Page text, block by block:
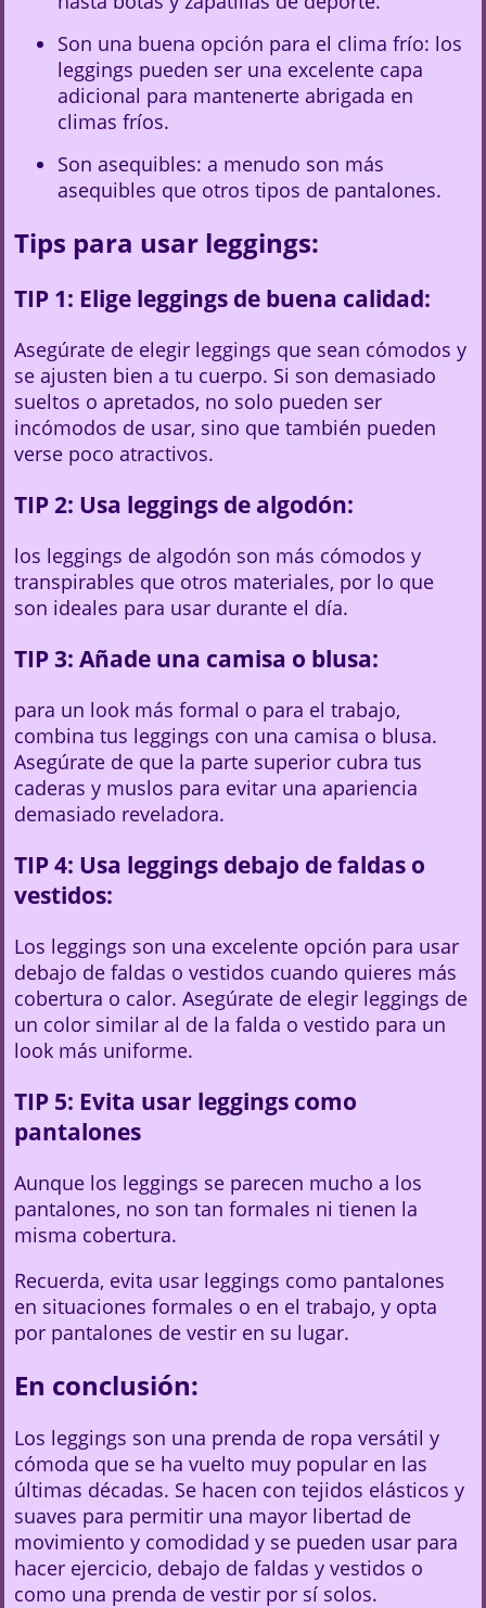
Son una buena opción para el clima frío: los
leggings pueden ser una excelente capa
adicional para mantenerte abrigada en
climas fríos.
Son asequibles: a menudo son más
asequibles que otros tipos de pantalones.
Tips para usar leggings:
TIP 1: Elige leggings de buena calidad:
Asegúrate de elegir leggings que sean cómodos y
se ajusten bien a tu cuerpo. Si son demasiado
sueltos o apretados, no solo pueden ser
incómodos de usar, sino que también pueden
verse poco atractivos.
TIP 2: Usa leggings de algodón:
los leggings de algodón son más cómodos y
transpirables que otros materiales, por lo que
son ideales para usar durante el día.
TIP 3: Añade una camisa o blusa:
para un look más formal o para el trabajo,
combina tus leggings con una camisa o blusa.
Asegúrate de que la parte superior cubra tus
caderas y muslos para evitar una apariencia
demasiado reveladora.
TIP 4: Usa leggings debajo de faldas o
vestidos:
Los leggings son una excelente opción para usar
debajo de faldas o vestidos cuando quieres más
cobertura o calor. Asegúrate de elegir leggings de
un color similar al de la falda o vestido para un
look más uniforme.
TIP 5: Evita usar leggings como
pantalones
Aunque los leggings se parecen mucho a los
pantalones, no son tan formales ni tienen la
misma cobertura.
Recuerda, evita usar leggings como pantalones
en situaciones formales o en el trabajo, y opta
por pantalones de vestir en su lugar.
En conclusión:
Los leggings son una prenda de ropa versátil y
cómoda que se ha vuelto muy popular en las
últimas décadas. Se hacen con tejidos elásticos y
suaves para permitir una mayor libertad de
movimiento y comodidad y se pueden usar para
hacer ejercicio, debajo de faldas y vestidos o
como una prenda de vestir por sí solos.